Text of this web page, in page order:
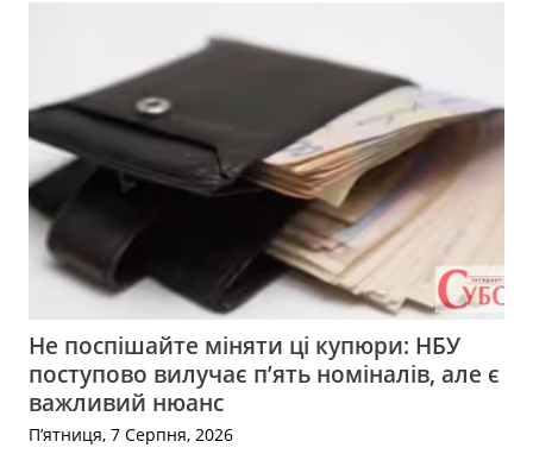
Не поспішайте міняти ці купюри: НБУ
поступово вилучає п’ять номіналів, але є
важливий нюанс
П’ятниця, 7 Серпня, 2026